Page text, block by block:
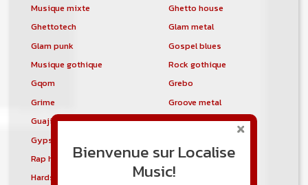
Musique mixte
Ghetto house
Ghettotech
Glam metal
Glam punk
Gospel blues
Musique gothique
Rock gothique
Gqom
Grebo
Grime
Groove metal
Guajira
Guaracha
Gypsy punk
Rap hardcore
Industrial hardcore
Hardstep
Hardstyle
Bienvenue sur Localise
Music!